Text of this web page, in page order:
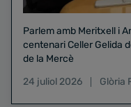
Parlem amb Meritxell i
centenari Celler Gelida de Sants, que enguany faran el pregó
de la Mercè
24 juliol 2026
Glòria